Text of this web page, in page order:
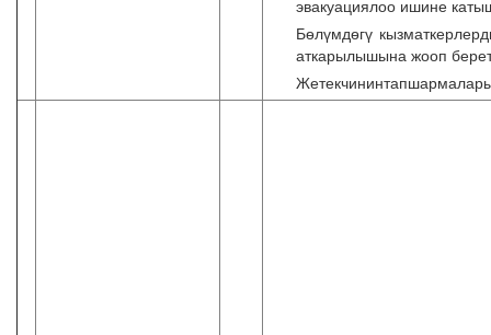
эвакуациялоо ишине
Бѳлүмдѳгү
аткарылышына жооп